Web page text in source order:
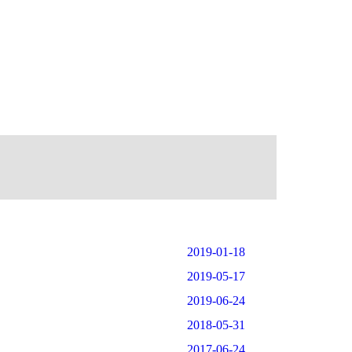
2019-01-18
2019-05-17
2019-06-24
2018-05-31
2017-06-24